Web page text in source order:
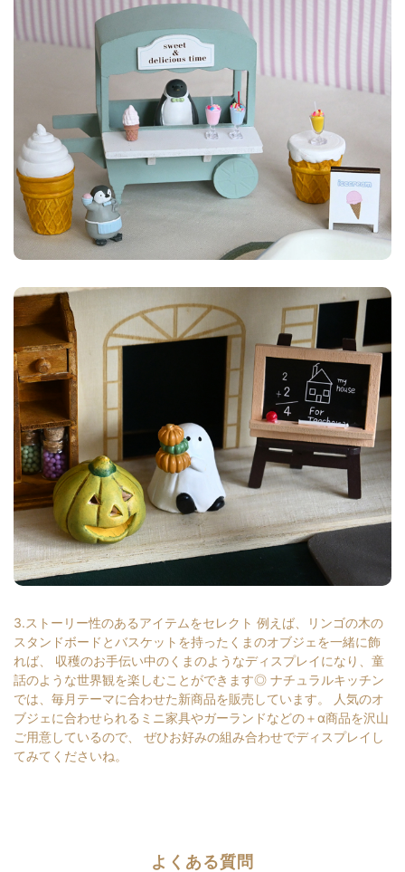
3.ストーリー性のあるアイテムをセレクト 例えば、リンゴの木の
スタンドボードとバスケットを持ったくまのオブジェを一緒に飾
れば、 収穫のお手伝い中のくまのようなディスプレイになり、童
話のような世界観を楽しむことができます◎ ナチュラルキッチン
では、毎月テーマに合わせた新商品を販売しています。 人気のオ
ブジェに合わせられるミニ家具やガーランドなどの＋α商品を沢山
ご用意しているので、 ぜひお好みの組み合わせでディスプレイし
てみてくださいね。
よくある質問